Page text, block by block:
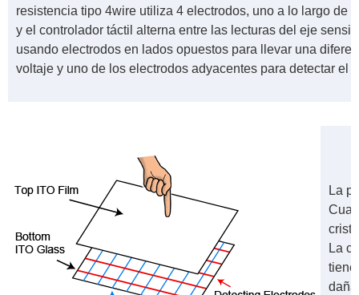
resistencia tipo 4wire utiliza 4 electrodos, uno a lo largo de
y el controlador táctil alterna entre las lecturas del eje
usando electrodos en lados opuestos para llevar una
voltaje y uno de los electrodos adyacentes para detectar el
La
La
tiene